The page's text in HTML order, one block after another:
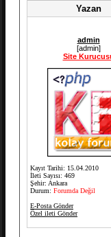
Yazan
admin
[admin]
Site
Kayıt Tarihi: 15.04.2010
İleti Sayısı: 469
Şehir: Ankara
Durum: Forumda Değil
E-Posta Gönder
Özel ileti Gönder